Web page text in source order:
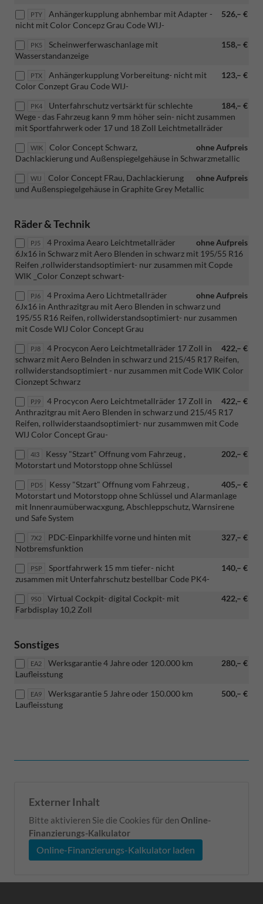
PTY 526,– €
Anhängerkupplung abnhembar mit Adapter -
nicht mit Color Concepz Grau Code WIJ-
PK5 158,– €
Scheinwerferwaschanlage mit
Wasserstandanzeige
PTX 123,– €
Anhängerkupplung Vorbereitung- nicht mit
Color Conzept Grau Code WIJ-
PK4 184,– €
Unterfahrschutz vertsärkt für schlechte
Wege - das Fahrzeug kann 9 mm höher sein- nicht zusammen
mit Sportfahrwerk oder 17 und 18 Zoll Leichtmetallräder
WIK ohne Aufpreis
Color Concept Schwarz,
Dachlackierung und Außenspiegelgehäuse in Schwarzmetallic
WIJ ohne Aufpreis
Color Concept FRau, Dachlackierung
und Außenspiegelgehäuse in Graphite Grey Metallic
Räder & Technik
PJ5 ohne Aufpreis
4 Proxima Aearo Leichtmetallräder
6Jx16 in Schwarz mit Aero Blenden in schwarz mit 195/55 R16
Reifen ,rollwiderstandsoptimiert- nur zusammen mit Copde
WIK _Color Conzept schwart-
PJ6 ohne Aufpreis
4 Proxima Aero Lichtmetallräder
6Jx16 in Anthrazitgrau mit Aero Blenden in schwarz und
195/55 R16 Reifen, rollwiderstandsoptimiert- nur zusammen
mit Cosde WIJ Color Concept Grau
PJ8 422,– €
4 Procycon Aero Leichtmetallräder 17 Zoll in
schwarz mit Aero Belnden in schwarz und 215/45 R17 Reifen,
rollwiderstandsoptimiert - nur zusammen mit Code WIK Color
Cionzept Schwarz
PJ9 422,– €
4 Procycon Aero Leichtmetallräder 17 Zoll in
Anthrazitgrau mit Aero Blenden in schwarz und 215/45 R17
Reifen, rollwiderstaandsoptimiert- nur zusammwen mit Code
WIJ Color Concept Grau-
4I3 202,– €
Kessy "Stzart" Offnung vom Fahrzeug ,
Motorstart und Motorstopp ohne Schlüssel
PD5 405,– €
Kessy "Stzart" Offnung vom Fahrzeug ,
Motorstart und Motorstopp ohne Schlüssel und Alarmanlage
mit Innenraumüberwacxgung, Abschleppschutz, Warnsirene
und Safe System
7X2 327,– €
PDC-Einparkhilfe vorne und hinten mit
Notbremsfunktion
PSP 140,– €
Sportfahrwerk 15 mm tiefer- nicht
zusammen mit Unterfahrschutz bestellbar Code PK4-
9S0 422,– €
Virtual Cockpit- digital Cockpit- mit
Farbdisplay 10,2 Zoll
Sonstiges
EA2 280,– €
Werksgarantie 4 Jahre oder 120.000 km
Laufleisstung
EA9 500,– €
Werksgarantie 5 Jahre oder 150.000 km
Laufleisstung
Externer Inhalt
Bitte aktivieren Sie die Cookies für den Online-
Finanzierungs-Kalkulator
Online-Finanzierungs-Kalkulator laden